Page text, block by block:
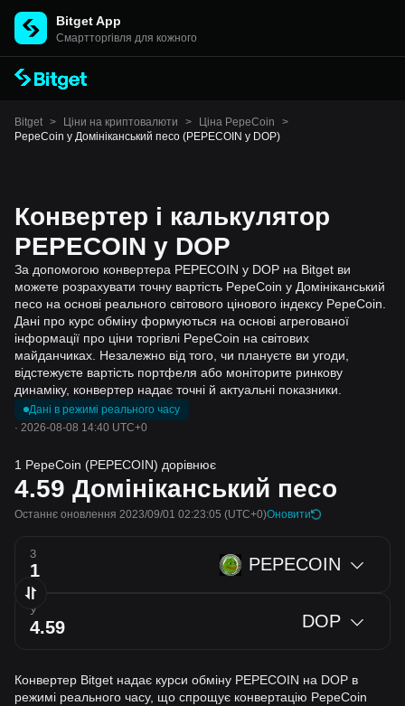
Bitget App
Cмартторгівля для кожного
Bitget > Ціни на криптовалюти > Ціна PepeCoin
>
PepeCoin у Домініканський песо (PEPECOIN у DOP)
Конвертер і калькулятор
PEPECOIN у DOP
За допомогою конвертера PEPECOIN у DOP на Bitget ви
можете розрахувати точну вартість PepeCoin у Домініканський
песо на основі реального світового цінового індексу PepeCoin.
Дані про курс обміну формуються на основі агрегованої
інформації про ціни торгівлі PepeCoin на світових
майданчиках. Незалежно від того, чи плануєте ви угоди,
відстежуєте вартість портфеля або моніторите ринкову
динаміку, конвертер надає точні й актуальні показники.
Дані в режимі реального часу
· 2026-08-08 14:40 UTC+0
1 PepeCoin (PEPECOIN) дорівнює
4.59 Домініканський песо
Останнє оновлення 2023/09/01 02:23:05 (UTC+0)Оновити
З PEPECOIN
У DOP
Конвертер Bitget надає курси обміну PEPECOIN на DOP в
режимі реального часу, що спрощує конвертацію PepeCoin